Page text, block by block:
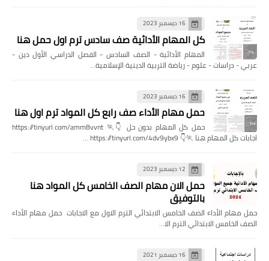
16 ديسمبر 2023
كل المهام الأدائية صف سادس ترم اول حمل هنا
المهام الأدائية - الصف السادس - الفصل الدراسي الأول دين -
عربي - دراسات - علوم - رياضة التربية الدينية الإسلامية…
16 ديسمبر 2023
حمل مهام الأداء صف رابع كل المواد ترم اول هنا
حمل كل المهام بدون حل 👇🏃 https://tinyurl.com/amm8vvnt
اجابات كل المهام هنا 🏃👇 https://tinyurl.com/4dv9ybx9 …
12 ديسمبر 2023
حمل الان مهام الصف الخامس كل المواد هنا
بالتوفيق
حمل مهام الأداء الصف الخامس الابتدائي الترم الاول مع الاجابات حمل مهام الأداء
الصف الخامس الابتدائي الترم الا…
16 ديسمبر 2021